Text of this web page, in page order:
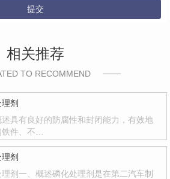
提交
相关推荐
TO RECOMMEND
剂
具有良好的防腐性和封闭能力，有效地
件、不…
剂
剂一、概述磷化处理剂是在第二汽车制